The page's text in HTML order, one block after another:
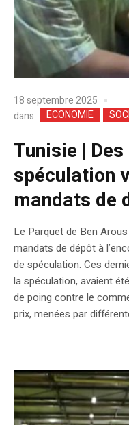
18 septembre 2025
dans
ECONOMIE
Tunisie |
spéculation
mandats de
Le Parquet de Ben
mandats de dépôt à
de spéculation. Ces
la spéculation, avaient
de poing contre le
prix, menées par